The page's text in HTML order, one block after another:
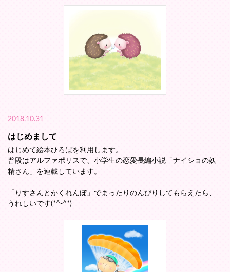
2018.10.31
はじめまして
はじめて絵本ひろばを利用します。
普段はアルファポリスで、小学生の恋愛長編小説「ナイショの妖
精さん」を連載しています。
「りすさんとかくれんぼ」でまったりのんびりしてもらえたら、
うれしいです(*^-^*)